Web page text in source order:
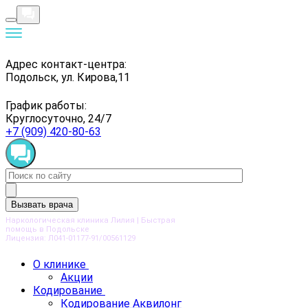
Адрес контакт-центра:
Подольск, ул. Кирова,11
График работы:
Круглосуточно, 24/7
+7 (909) 420-80-63
Вызвать врача
Наркологическая клиника Лилия | Быстрая
помощь в Подольске
Лицензия: Л041-01177-91/00561129
О клинике
Акции
Кодирование
Кодирование Аквилонг